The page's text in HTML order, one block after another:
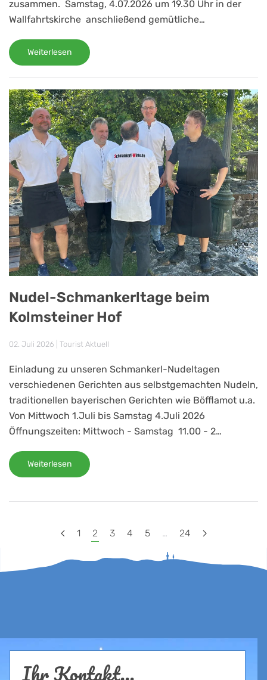
zusammen. Samstag, 4.07.2026 um 19.30 Uhr in der
Wallfahrtskirche anschließend gemütliche…
Weiterlesen
Nudel-Schmankerltage beim
Kolmsteiner Hof
02. Juli 2026 Tourist Aktuell
Einladung zu unseren Schmankerl-Nudeltagen
verschiedenen Gerichten aus selbstgemachten Nudeln,
traditionellen bayerischen Gerichten wie Böfflamot u.a.
Von Mittwoch 1.Juli bis Samstag 4.Juli 2026
Öffnungszeiten: Mittwoch - Samstag 11.00 - 2…
Weiterlesen
1 2 3 4 5 … 24
Ihr Kontakt...